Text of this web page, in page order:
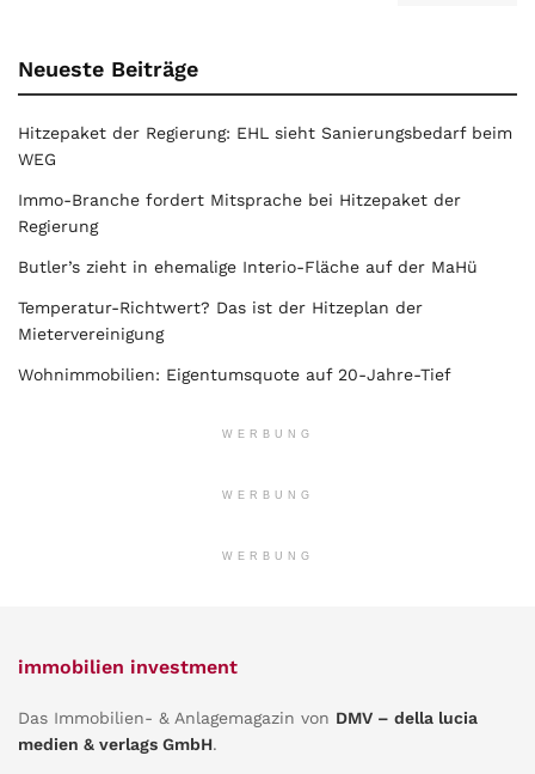
Neueste Beiträge
Hitzepaket der Regierung: EHL sieht Sanierungsbedarf beim
WEG
Immo-Branche fordert Mitsprache bei Hitzepaket der
Regierung
Butler’s zieht in ehemalige Interio-Fläche auf der MaHü
Temperatur-Richtwert? Das ist der Hitzeplan der
Mietervereinigung
Wohnimmobilien: Eigentumsquote auf 20-Jahre-Tief
WERBUNG
WERBUNG
WERBUNG
immobilien investment
Das Immobilien- & Anlagemagazin von DMV – della lucia
medien & verlags GmbH.